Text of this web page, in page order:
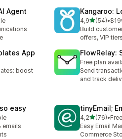
Agent Kangaroo:
4,9na 5
(54)
Łączna liczba
•
Build
offers, VIP
App
boost
FlowRelay:
Free plan
Send
and track
easy
emails
tinyEmail;
4,2na 5(76)
Łączna liczba
•Free
Easy Email
Commerce